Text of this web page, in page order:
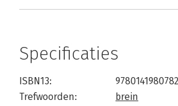
Specificaties
ISBN13:
9780141980782
Trefwoorden:
brein